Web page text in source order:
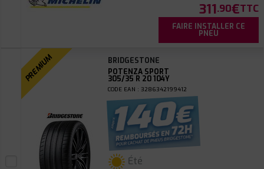
311.90€TTC
FAIRE INSTALLER CE
PNEU
PREMIUM
BRIDGESTONE
POTENZA SPORT
305/35 R 20 104Y
CODE EAN : 3286342199412
Été